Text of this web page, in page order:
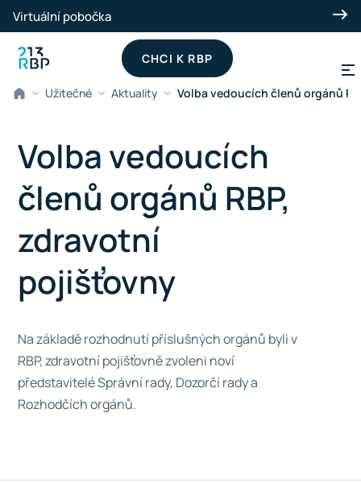
Přeskočit na hlavní obsah
Virtuální pobočka
CHCI K RBP
Užitečné Aktuality Volba vedoucích členů orgánů
Volba vedoucích
členů orgánů RBP,
zdravotní
pojišťovny
Na základě rozhodnutí příslušných orgánů byli v
RBP, zdravotní pojišťovně zvoleni noví
představitelé Správní rady, Dozorčí rady a
Rozhodčích orgánů.